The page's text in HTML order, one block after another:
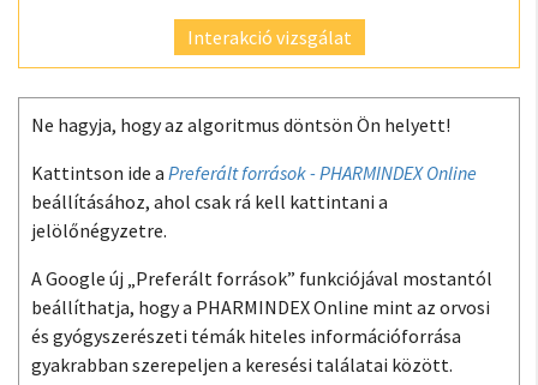
Interakció vizsgálat
Ne hagyja, hogy az algoritmus döntsön Ön helyett!
Kattintson ide a Preferált források - PHARMINDEX Online
beállításához, ahol csak rá kell kattintani a
jelölőnégyzetre.
A Google új „Preferált források” funkciójával mostantól
beállíthatja, hogy a PHARMINDEX Online mint az orvosi
és gyógyszerészeti témák hiteles információforrása
gyakrabban szerepeljen a keresési találatai között.